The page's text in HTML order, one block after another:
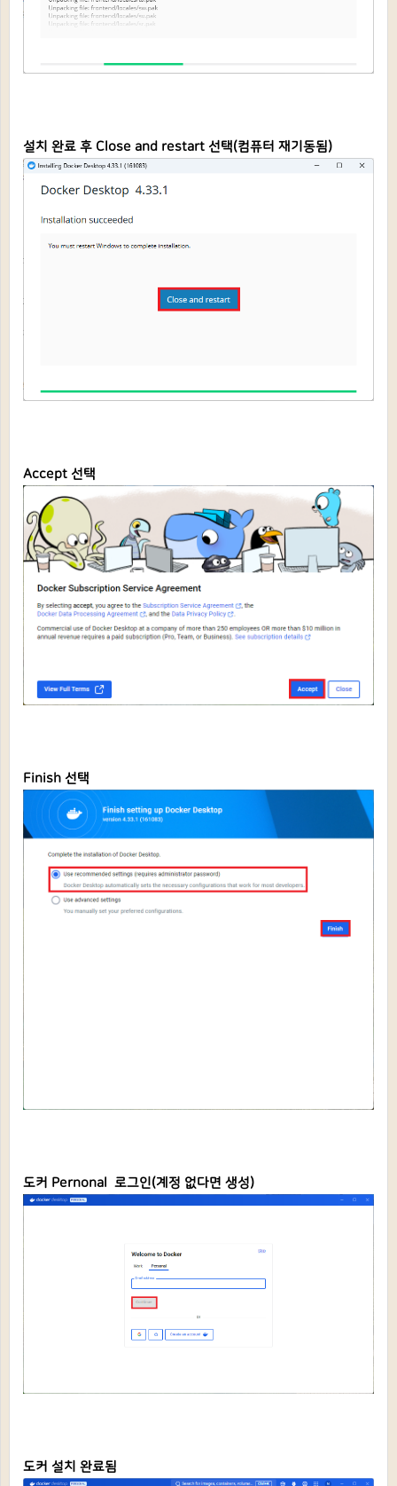
설치 완료 후 Close and restart 선택(컴퓨터 재기동됨)
Accept 선택
Finish 선택
도커 Pernonal 로그인(계정 없다면 생성)
도커 설치 완료됨